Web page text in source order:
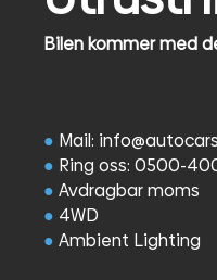
Bilen kommer med
● Mail:
● Ring oss: 0500-
● Avdragbar moms
● 4WD
● Ambient Lighting